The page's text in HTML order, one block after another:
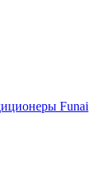
Funai